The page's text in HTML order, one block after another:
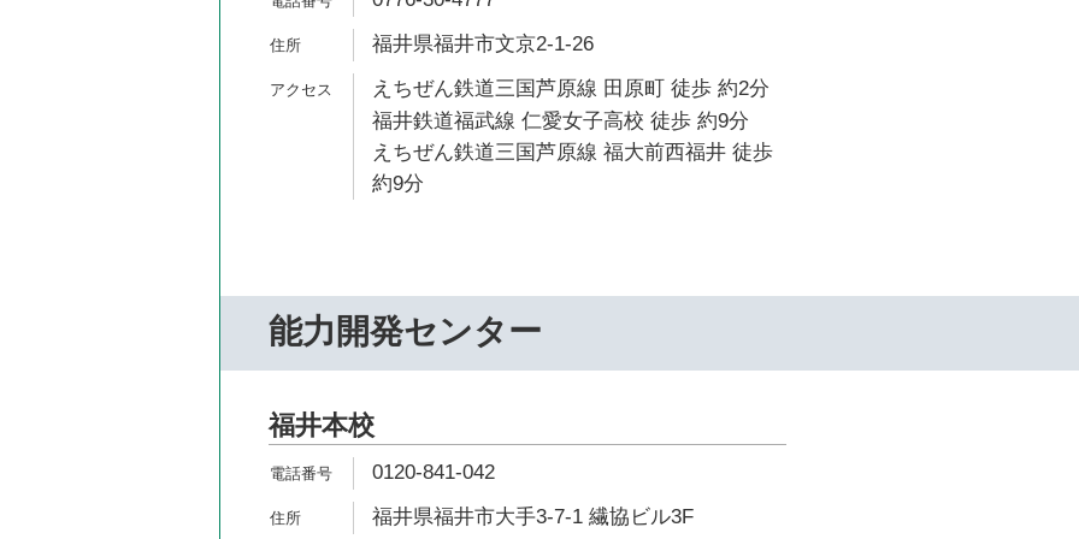
福井県福井市文京2-1-26
えちぜん鉄道三国芦原線 田原町 徒歩 約2分
福井鉄道福武線 仁愛女子高校 徒歩 約9分
えちぜん鉄道三国芦原線 福大前西福井 徒歩
約9分
能力開発センター
福井本校
0120-841-042
福井県福井市大手3-7-1 繊協ビル3F